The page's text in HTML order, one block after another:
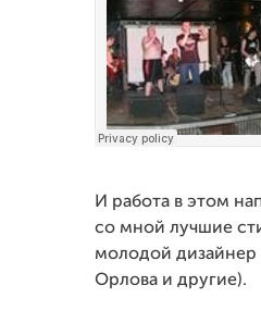
И работа в этом
со мной лучшие
молодой дизайнер
Орлова и другие).